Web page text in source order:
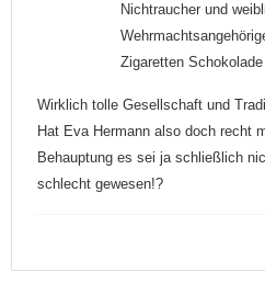
Nichtraucher und
Zigaretten
Wirklich tolle Gesellschaft und
Hat Eva Hermann also doch recht
Behauptung es sei ja schließlich
schlecht gewesen!?